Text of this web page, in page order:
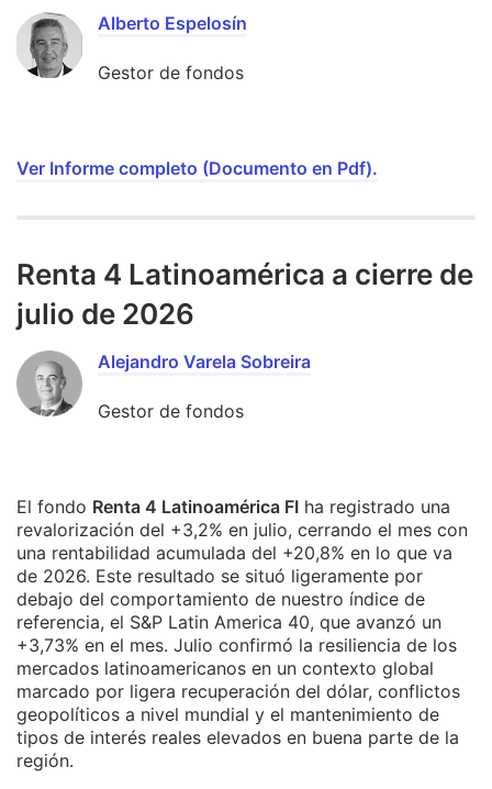
Alberto Espelosín
Gestor de fondos
Ver Informe completo (Documento en Pdf).
Renta 4 Latinoamérica a cierre de
julio de 2026
Alejandro Varela Sobreira
Gestor de fondos
El fondo Renta 4 Latinoamérica FI ha registrado una
revalorización del +3,2% en julio, cerrando el mes con
una rentabilidad acumulada del +20,8% en lo que va
de 2026. Este resultado se situó ligeramente por
debajo del comportamiento de nuestro índice de
referencia, el S&P Latin America 40, que avanzó un
+3,73% en el mes. Julio confirmó la resiliencia de los
mercados latinoamericanos en un contexto global
marcado por ligera recuperación del dólar, conflictos
geopolíticos a nivel mundial y el mantenimiento de
tipos de interés reales elevados en buena parte de la
región.